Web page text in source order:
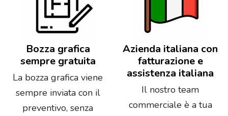
Bozza grafica
sempre gratuita
La bozza grafica viene
sempre inviata con il
preventivo, senza
Azienda italiana con
fatturazione e
assistenza italiana
Il nostro team
commerciale è a tua